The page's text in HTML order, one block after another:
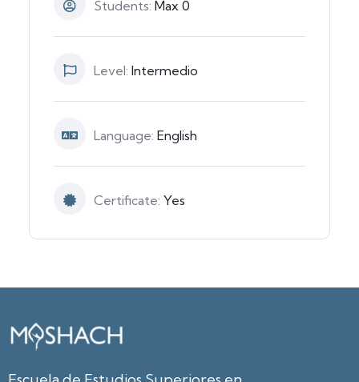
Students: Max 0
Level: Intermedio
Language: English
Certificate: Yes